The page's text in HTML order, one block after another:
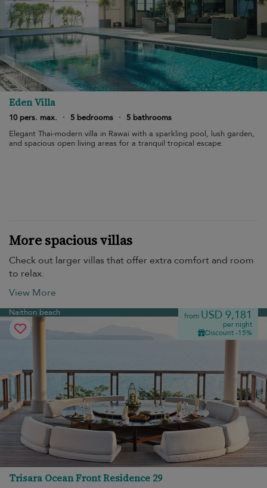
Eden Villa
10 pers. max. · 5 bedrooms ·
5 bathrooms
Elegant Thai-modern villa in Rawai with a sparkling pool, lush garden,
and spacious open living areas for a tranquil tropical escape.
More spacious villas
Check out larger villas that offer extra comfort and room
to relax.
View More
Naithon beach from USD 9,181
per night
Discount -15%
Trisara Ocean Front Residence 29